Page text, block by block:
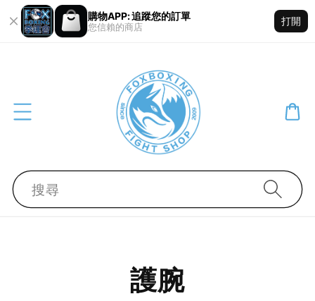
購物APP: 追蹤您的訂單
您信賴的商店
打開
搜尋
護腕